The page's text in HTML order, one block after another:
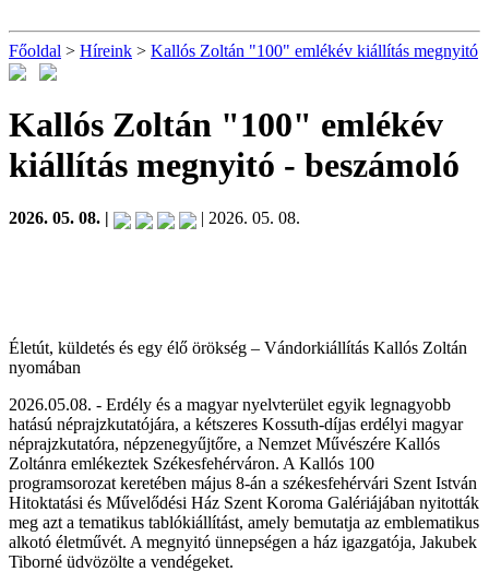
Főoldal > Híreink > Kallós Zoltán "100" emlékév kiállítás megnyitó
Kallós Zoltán "100" emlékév
kiállítás megnyitó - beszámoló
2026. 05. 08. | | 2026. 05. 08.
Életút, küldetés és egy élő örökség – Vándorkiállítás Kallós Zoltán
nyomában
2026.05.08. - Erdély és a magyar nyelvterület egyik legnagyobb
hatású néprajzkutatójára, a kétszeres Kossuth-díjas erdélyi magyar
néprajzkutatóra, népzenegyűjtőre, a Nemzet Művészére Kallós
Zoltánra emlékeztek Székesfehérváron. A Kallós 100
programsorozat keretében május 8-án a székesfehérvári Szent István
Hitoktatási és Művelődési Ház Szent Koroma Galériájában nyitották
meg azt a tematikus tablókiállítást, amely bemutatja az emblematikus
alkotó életművét. A megnyitó ünnepségen a ház igazgatója, Jakubek
Tiborné üdvözölte a vendégeket.